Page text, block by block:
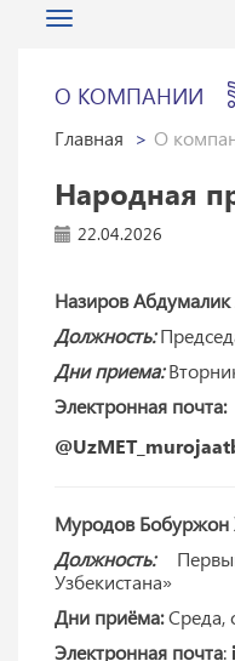
Toggle
О КОМПАНИИ
Главная О
Народная
22.04.2026
Назиров
Должность:
Дни приема:
Электронная почта:
Муродов Бобуржон
Должность:
Узбекистана»
Дни приёма:Среда,
Электронная почта: